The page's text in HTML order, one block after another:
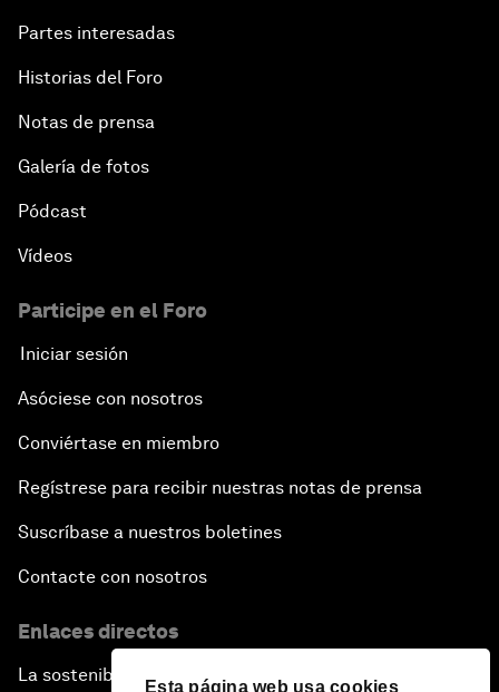
Esta página web usa cookies
Partes interesadas
Historias del Foro
Notas de prensa
Galería de fotos
Pódcast
Vídeos
Participe en el Foro
Iniciar sesión
Asóciese con nosotros
Conviértase en miembro
Regístrese para recibir nuestras notas de prensa
Suscríbase a nuestros boletines
Contacte con nosotros
Enlaces directos
La sostenibilidad en el Foro